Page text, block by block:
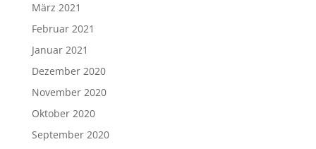
März 2021
Februar 2021
Januar 2021
Dezember 2020
November 2020
Oktober 2020
September 2020